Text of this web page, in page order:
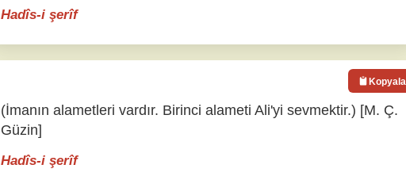
Hadîs-i şerîf
(İmanın alametleri vardır. Birinci alameti Ali'yi sevmektir.) [M. Ç.
Güzin]
Hadîs-i şerîf
Kopyala